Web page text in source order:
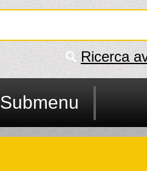
Ricerca
Submenu